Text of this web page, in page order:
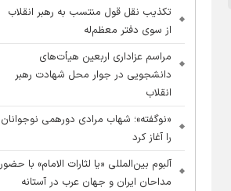
تکذیب نقل قول منتسب به رهبر انقلاب
از سوی دفتر معظم‌له
مراسم عزاداری اربعین هیأت‌های
دانشجویی در جوار محل شهادت رهبر
انقلاب
«نوگفته»؛ شهاب مرادی دورهمی نوجوانان
را آغاز کرد
آلبوم بین‌المللی «یا لثارات الامام» با حضور
مداحان ایران و جهان عرب در آستانه